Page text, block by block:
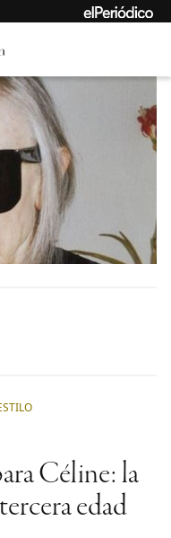
Céline: la
edad